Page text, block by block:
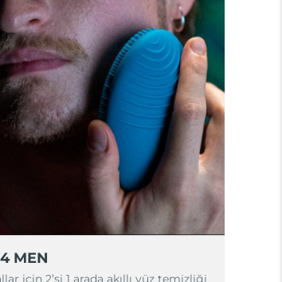
MEN
için 2’si 1 arada akıllı yüz temizliği